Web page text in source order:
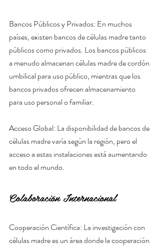
Bancos Públicos y Privados: En muchos
países, existen bancos de células madre tanto
públicos como privados. Los bancos públicos
a menudo almacenan células madre de cordón
umbilical para uso público, mientras que los
bancos privados ofrecen almacenamiento
para uso personal o familiar.
Acceso Global: La disponibilidad de bancos de
células madre varía según la región, pero el
acceso a estas instalaciones está aumentando
en todo el mundo.
Colaboración Internacional
Cooperación Científica: La investigación con
células madre es un área donde la cooperación